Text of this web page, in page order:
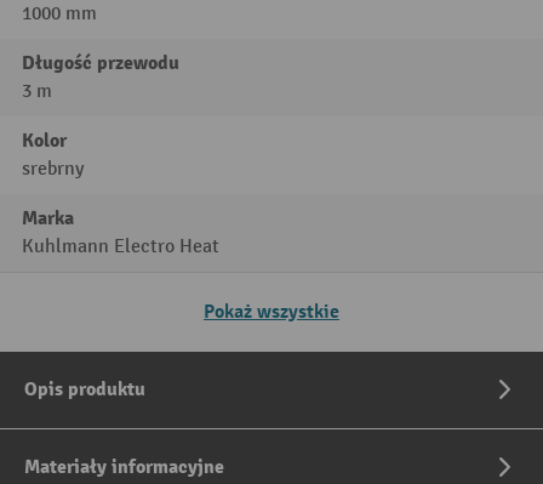
1000 mm
Długość przewodu
3 m
Kolor
srebrny
Marka
Kuhlmann Electro Heat
Pokaż wszystkie
Opis produktu
Materiały informacyjne